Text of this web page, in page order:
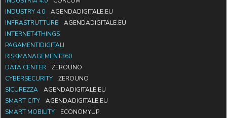
INDUSTRY 4.0
AGENDADIGITALE.EU
INFRASTRUTTURE
AGENDADIGITALE.EU
INTERNET4THINGS
PAGAMENTIDIGITALI
RISKMANAGEMENT360
DATA CENTER
ZEROUNO
CYBERSECURITY
ZEROUNO
SICUREZZA
AGENDADIGITALE.EU
SMART CITY
AGENDADIGITALE.EU
SMART MOBILITY
ECONOMYUP